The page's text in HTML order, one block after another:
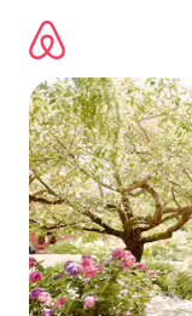
sadržaj